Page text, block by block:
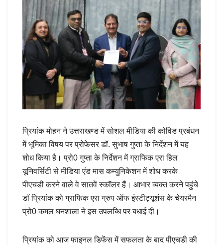
प्रियांक मोहन ने उत्तराखण्ड में सोशल मीडिया की कोविड प्रबंधन
में भूमिका विषय पर प्रोफेसर डॉ. सुभाष गुप्ता के निर्देशन में यह
शोध किया है। प्रो0 गुप्ता के निर्देशन में ग्राफिक एरा हिल
यूनिवर्सिटी से मीडिया एंड मास कम्युनिकेशन में शोध करके
पीएचडी करने वाले वे सातवें स्कॉलर हैं। आभार व्यक्त करने पहुंचे
डॉ प्रियांक को ग्राफिक एरा ग्रुप ऑफ इंस्टीट्यूशंस के चेयरमैन
प्रो0 कमल घनशाला ने इस उपलब्धि पर बधाई दी।
प्रियांक को आज फाइनल डिफेंस में सफलता के बाद पीएचडी की